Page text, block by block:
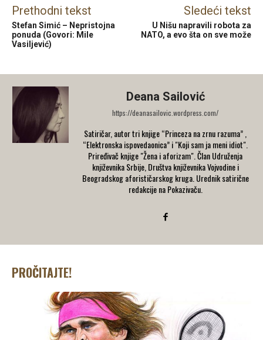
Prethodni tekst
Stefan Simić – Nepristojna
ponuda (Govori: Mile
Vasiljević)
Sledeći tekst
U Nišu napravili robota za
NATO, a evo šta on sve može
Deana Sailović
https://deanasailovic.wordpress.com/
Satiričar, autor tri knjige “Princeza na zrnu razuma” ,
“Elektronska ispovedaonica” i "Koji sam ja meni idiot".
Priređivač knjige "Žena i aforizam". Član Udruženja
književnika Srbije, Društva književnika Vojvodine i
Beogradskog aforističarskog kruga. Urednik satirične
redakcije na Pokazivaču.
PROČITAJTE!